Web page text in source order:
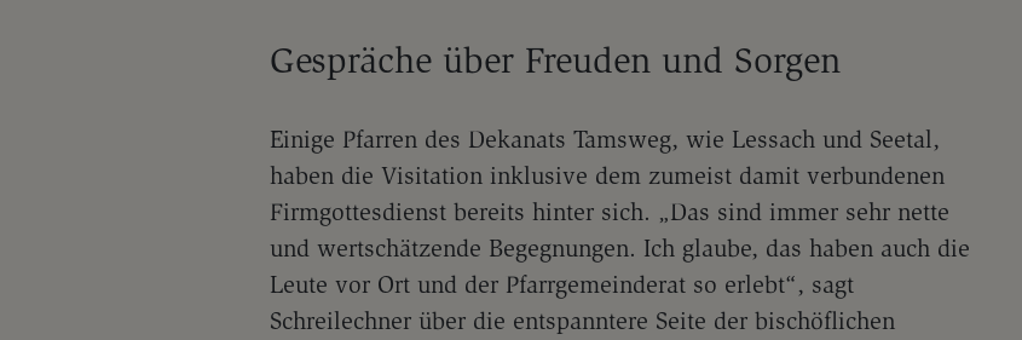
Gespräche über Freuden und Sorgen
Einige Pfarren des Dekanats Tamsweg, wie Lessach und Seetal,
haben die Visitation inklusive dem zumeist damit verbundenen
Firmgottesdienst bereits hinter sich. „Das sind immer sehr nette
und wertschätzende Begegnungen. Ich glaube, das haben auch die
Leute vor Ort und der Pfarrgemeinderat so erlebt“, sagt
Schreilechner über die entspanntere Seite der bischöflichen